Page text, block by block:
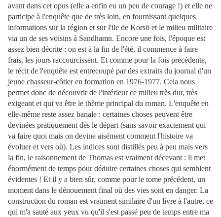
avant dans cet opus (elle a enfin eu un peu de courage !) et elle ne
participe à l'enquête que de très loin, en fournissant quelques
informations sur la région et sur l'ile de Korsö et le milieu militaire
via un de ses voisins à Sandhamn. Encore une fois, l'époque est
assez bien décrite : on est à la fin de l'été, il commence à faire
frais, les jours raccourcissent. Et comme pour la fois précédente,
le récit de l'enquête est entrecoupé par des extraits du journal d'un
jeune chasseur-côtier en formation en 1976-1977. Cela nous
permet donc de découvrir de l'intérieur ce milieu très dur, très
exigeant et qui va être le thème principal du roman. L'enquête en
elle-même reste assez banale : certaines choses peuvent être
devinées pratiquement dès le départ (sans savoir exactement qui
va faire quoi mais on devine aisément comment l'histoire va
évoluer et vers où). Les indices sont distillés peu à peu mais vers
la fin, le raisonnement de Thomas est vraiment décevant : il met
énormément de temps pour déduire certaines choses qui semblent
évidentes ! Et il y a bien sûr, comme pour le tome précédent, un
moment dans le dénouement final où des vies sont en danger. La
construction du roman est vraiment similaire d'un livre à l'autre, ce
qui m'a sauté aux yeux vu qu'il s'est passé peu de temps entre ma